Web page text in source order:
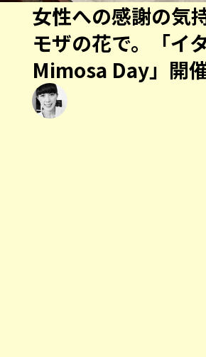
女性への感謝の気
モザの花で。「イ
Mimosa Day」開